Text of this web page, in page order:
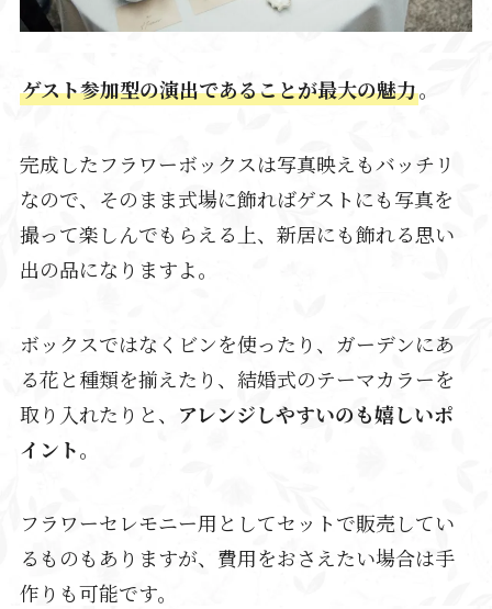
ゲスト参加型の演出であることが最大の魅力。
完成したフラワーボックスは写真映えもバッチリ
なので、そのまま式場に飾ればゲストにも写真を
撮って楽しんでもらえる上、新居にも飾れる思い
出の品になりますよ。
ボックスではなくビンを使ったり、ガーデンにあ
る花と種類を揃えたり、結婚式のテーマカラーを
取り入れたりと、 アレンジしやすいのも嬉しいポ
イント。
フラワーセレモニー用としてセットで販売してい
るものもありますが、費用をおさえたい場合は手
作りも可能です。